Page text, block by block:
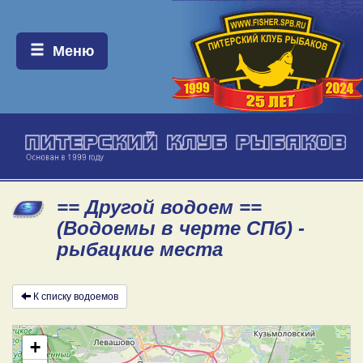
Меню:
Меню
== Другой водоем ==
(Водоемы в черте СПб) -
рыбацкие места
К списку водоемов
+